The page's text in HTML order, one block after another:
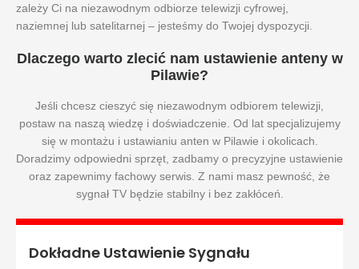
zależy Ci na niezawodnym odbiorze telewizji cyfrowej,
naziemnej lub satelitarnej – jesteśmy do Twojej dyspozycji.
Dlaczego warto zlecić nam ustawienie anteny w
Pilawie?
Jeśli chcesz cieszyć się niezawodnym odbiorem telewizji,
postaw na naszą wiedzę i doświadczenie. Od lat specjalizujemy
się w montażu i ustawianiu anten w Pilawie i okolicach.
Doradzimy odpowiedni sprzęt, zadbamy o precyzyjne ustawienie
oraz zapewnimy fachowy serwis. Z nami masz pewność, że
sygnał TV będzie stabilny i bez zakłóceń.
Dokładne Ustawienie Sygnału